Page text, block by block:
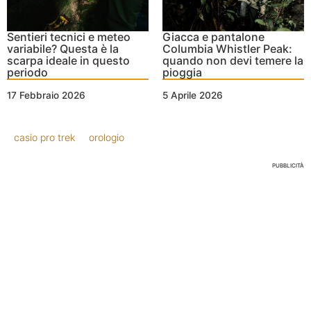
Sentieri tecnici e meteo
variabile? Questa è la
scarpa ideale in questo
periodo
17 Febbraio 2026
Giacca e pantalone
Columbia Whistler Peak:
quando non devi temere la
pioggia
5 Aprile 2026
casio pro trek orologio
PUBBLICITÀ